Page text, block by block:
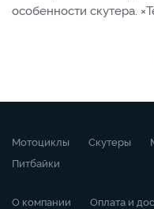
особенности скутера.
Мотоциклы Скутеры
Питбайки
О компании Оплата и